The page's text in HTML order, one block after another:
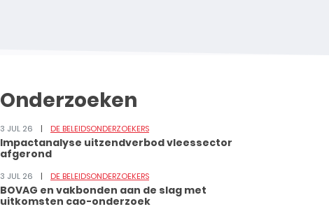
Onderzoeken
3 JUL 26 DE BELEIDSONDERZOEKERS
Impactanalyse uitzendverbod vleessector
afgerond
3 JUL 26 DE BELEIDSONDERZOEKERS
BOVAG en vakbonden aan de slag met
uitkomsten cao-onderzoek